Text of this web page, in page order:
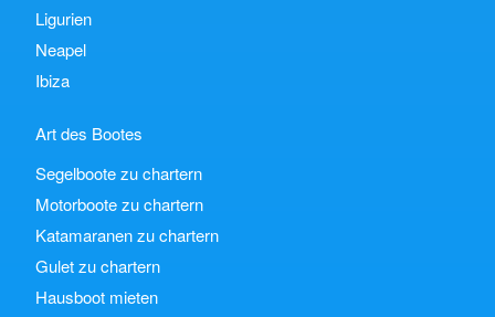
Ligurien
Neapel
Ibiza
Art des Bootes
Segelboote zu chartern
Motorboote zu chartern
Katamaranen zu chartern
Gulet zu chartern
Hausboot mieten